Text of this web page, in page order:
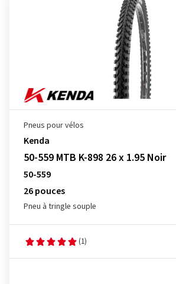
Pneus pour vélos
Kenda
50-559 MTB K-898 26 x 1.95 Noir
50-559
26 pouces
Pneu à tringle souple
(1)